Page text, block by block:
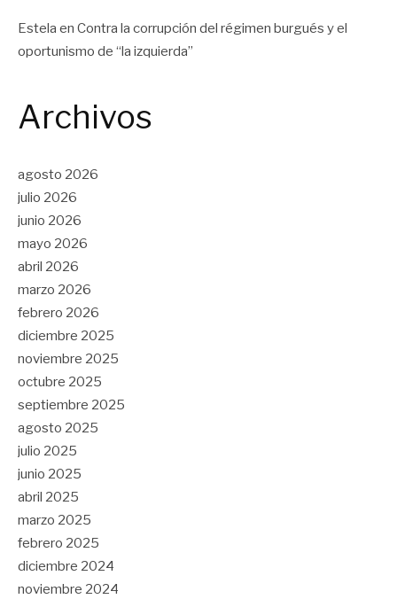
Estela en Contra la corrupción del régimen burgués y el
oportunismo de “la izquierda”
Archivos
agosto 2026
julio 2026
junio 2026
mayo 2026
abril 2026
marzo 2026
febrero 2026
diciembre 2025
noviembre 2025
octubre 2025
septiembre 2025
agosto 2025
julio 2025
junio 2025
abril 2025
marzo 2025
febrero 2025
diciembre 2024
noviembre 2024